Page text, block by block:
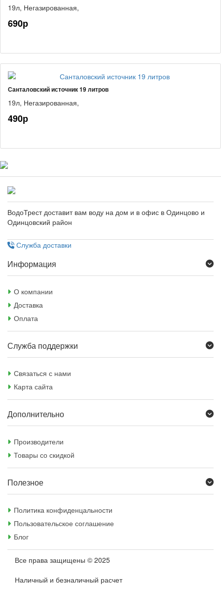
19л, Негазированная,
690р
Санталовский источник 19 литров
19л, Негазированная,
490р
ВодоТрест доставит вам воду на дом и в офис в Одинцово и
Одинцовский район
Служба доставки
Информация
О компании
Доставка
Оплата
Служба поддержки
Связаться с нами
Карта сайта
Дополнительно
Производители
Товары со скидкой
Полезное
Политика конфиденцальности
Пользовательское соглашение
Блог
Все права защищены © 2025
Наличный и безналичный расчет